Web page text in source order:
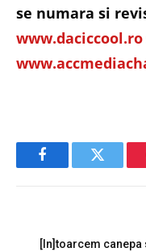
se numara si
www.daciccool.ro
FacebookTwitter
[In]toarcem canepa